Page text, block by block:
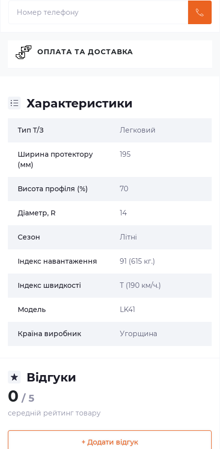
Характеристики
Тип Т/З Легковий
Ширина протектору
(мм)
195
Висота профіля (%) 70
Діаметр, R 14
Сезон Літні
Індекс навантаження 91 (615 кг.)
Індекс швидкості T (190 км/ч.)
Модель LK41
Країна виробник Угорщина
Відгуки
0 / 5
середній рейтинг товару
+ Додати відгук
ОПЛАТА ТА ДОСТАВКА